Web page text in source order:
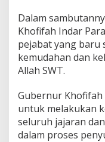
Dalam
Khofifah Indar
pejabat yang baru
kemudahan dan
Allah SWT.
Gubernur
untuk melakukan
seluruh jajaran
dalam proses